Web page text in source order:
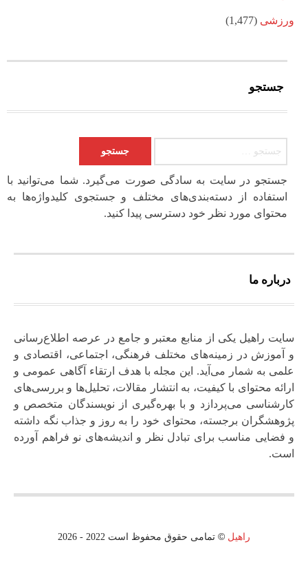
ورزشی (1,477)
جستجو
جستجو در سایت به سادگی صورت می‌گیرد. شما می‌توانید با
استفاده از دسته‌بندی‌های مختلف و جستجوی کلیدواژه‌ها به
محتوای مورد نظر خود دسترسی پیدا کنید.
درباره ما
سایت راهیل یکی از منابع معتبر و جامع در عرصه اطلاع‌رسانی
و آموزش در زمینه‌های مختلف فرهنگی، اجتماعی، اقتصادی و
علمی به شمار می‌آید. این مجله با هدف ارتقاء آگاهی عمومی و
ارائه محتوای با کیفیت، به انتشار مقالات، تحلیل‌ها و بررسی‌های
کارشناسی می‌پردازد و با بهره‌گیری از نویسندگان متخصص و
پژوهشگران برجسته، محتوای خود را به‌ روز و جذاب نگه‌ داشته
و فضایی مناسب برای تبادل نظر و اندیشه‌های نو فراهم آورده
است.
راهیل © تمامی حقوق محفوظ است 2022 - 2026